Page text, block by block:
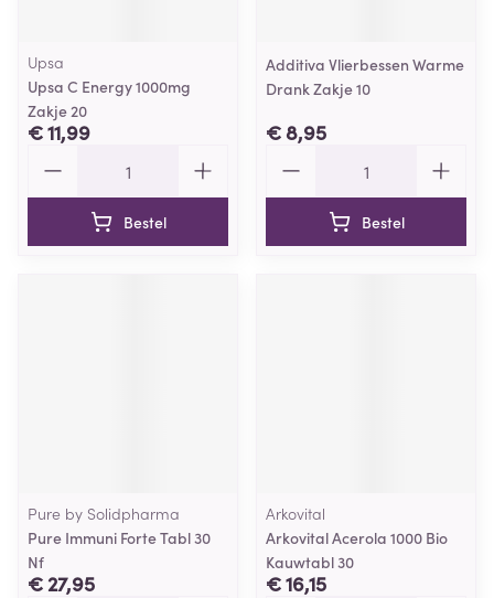
Upsa
Upsa C Energy 1000mg
Zakje 20
€ 11,99
Bestel
Additiva Vlierbessen Warme
Drank Zakje 10
€ 8,95
Bestel
Pure by Solidpharma
Pure Immuni Forte Tabl 30
Nf
€ 27,95
Arkovital
Arkovital Acerola 1000 Bio
Kauwtabl 30
€ 16,15